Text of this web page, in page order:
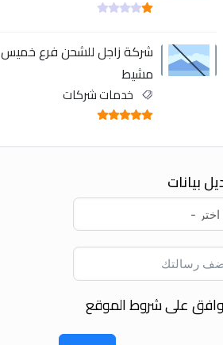
شركة زاجل للشحن فرع خميس
مشيط
خدمات شركات
بيانات
على شروط الموقع